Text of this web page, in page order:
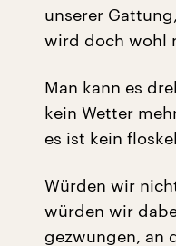
unserer
wird doch wohl
Man kann es
kein Wetter
es ist kein
Würden wir
würden wir
gezwungen, an